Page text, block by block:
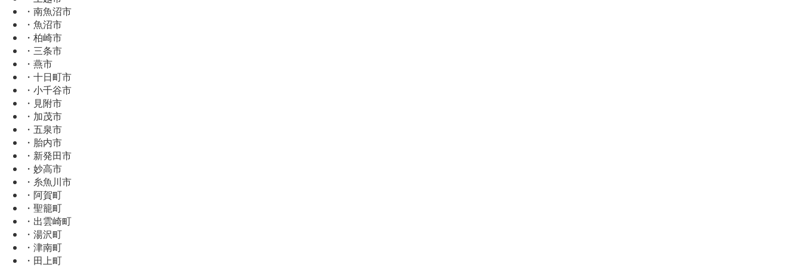
・南魚沼市
・魚沼市
・柏崎市
・三条市
・燕市
・十日町市
・小千谷市
・見附市
・加茂市
・五泉市
・胎内市
・新発田市
・妙高市
・糸魚川市
・阿賀町
・聖籠町
・出雲崎町
・湯沢町
・津南町
・田上町